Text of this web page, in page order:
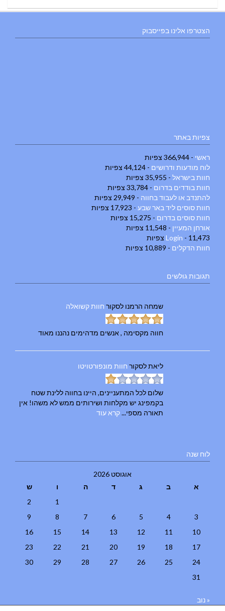
הצטרפו אלינו בפייסבוק
צפיות באתר
ראשי - 366,944 צפיות
לוח מודעות ודרושים - 44,124 צפיות
חוות בישראל - 35,955 צפיות
חוות בודדים בדרום - 33,784 צפיות
להתנדב או לעבוד בחווה - 29,949 צפיות
חוות סוסים ליד באר שבע - 17,923 צפיות
חוות סוסים בדרום - 15,275 צפיות
אורחן המעיין - 11,548 צפיות
Login - 11,473 צפיות
חוות הדקלים - 10,889 צפיות
תגובות גולשים
שמחה הרמנו לסקור חוות קשואלה
חווה מקסימה , אנשים מדהימים נהננו מאוד
ליאתלסקור חוות מונפורטויטו
שלום לכל המתעניינים, היינו בחווה ללינת שטח
בקמפינג יש מקלחות ושירותים ממש לא משהו! אין
תאורה מספי...קרא עוד
לוח שנה
אוגוסט 2026
א
ב ג ד ה ו
ש
1
2
3
4
5
6
7
8
9
10
11
12
13
14
15
16
17
18
19
20
21
22
23
24
25
26
27
28
29
30
31
« נוב